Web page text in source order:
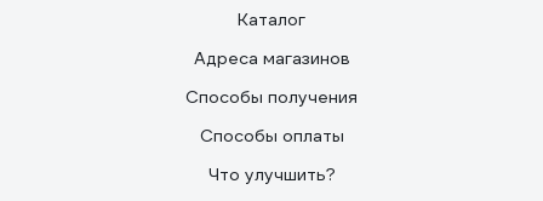
Каталог
Адреса магазинов
Способы получения
Способы оплаты
Что улучшить?